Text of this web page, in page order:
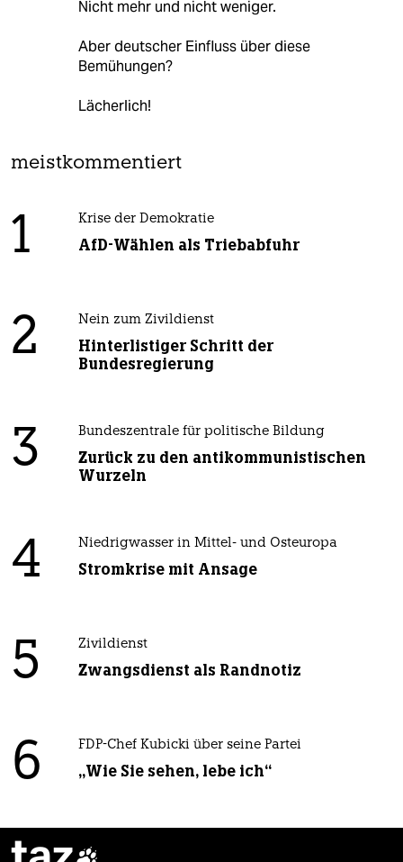
Nicht mehr und nicht weniger.
Aber deutscher Einfluss über diese
Bemühungen?
Lächerlich!
meistkommentiert
1 Krise der Demokratie
AfD-Wählen als Triebabfuhr
2 Nein zum Zivildienst
Hinterlistiger Schritt der
Bundesregierung
3 Bundeszentrale für politische Bildung
Zurück zu den antikommunistischen
Wurzeln
4 Niedrigwasser in Mittel- und Osteuropa
Stromkrise mit Ansage
5 Zivildienst
Zwangsdienst als Randnotiz
6 FDP-Chef Kubicki über seine Partei
„Wie Sie sehen, lebe ich“